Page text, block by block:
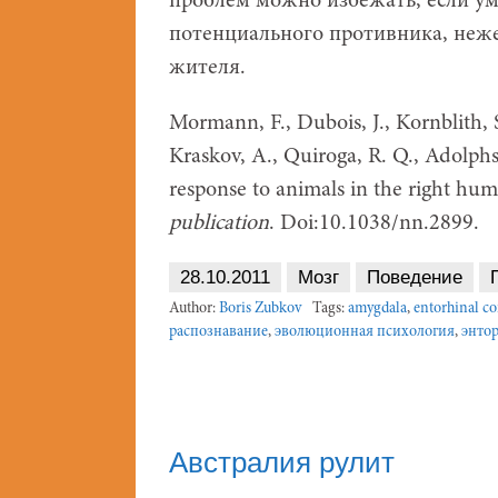
потенциального противника,
жителя.
Mormann, F., Dubois, J.,
Kraskov, A., Quiroga, R. Q.,
response to animals in the right
publication. Doi:10.1038/nn.2899.
28.10.2011 Мозг Поведение
Author: Boris Zubkov Tags: amygdala, entorhinal
распознавание, эволюционная психология,
Австралия рулит